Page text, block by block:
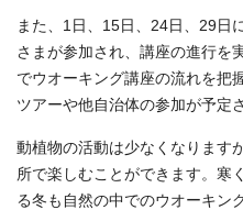
また、1日、15日、24日、29日
さまが参加され、講座の進行を
でウオーキング講座の流れを把
ツアーや他自治体の参加が予定
動植物の活動は少なくなります
所で楽しむことができます。寒
る冬も自然の中でのウオーキン